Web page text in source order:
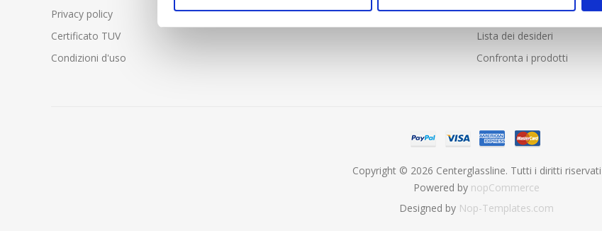
Privacy policy
Certificato TUV
Condizioni d'uso
Carrello
Lista dei desideri
Confronta i prodotti
Copyright © 2026 Centerglassline. Tutti i diritti riservati
Powered by nopCommerce
Designed by Nop-Templates.com